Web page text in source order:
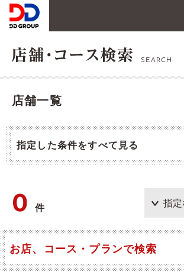
SEARCH
店舗一覧
指定した条件をすべて見る
0件
お店、コース・プランで検索